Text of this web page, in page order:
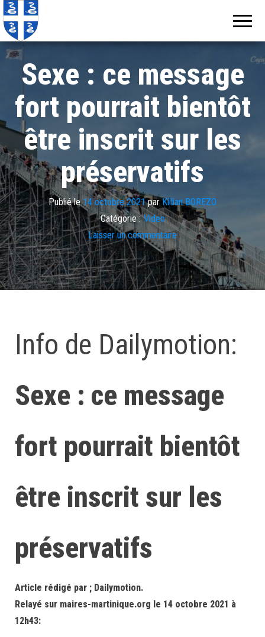
Sexe : ce message
fort pourrait bientôt
être inscrit sur les
préservatifs
Publié le14 octobre 2021parKillian BOREZO
Catégorie : Video
Laisser un commentaire
Info de Dailymotion:
Sexe : ce message
fort pourrait bientôt
être inscrit sur les
préservatifs
Article rédigé par ; Dailymotion.
Relayé sur maires-martinique.org le 14 octobre 2021 à
12h43: